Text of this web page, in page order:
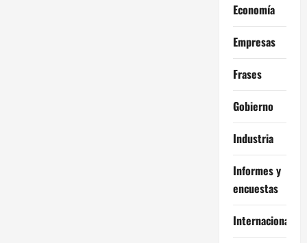
Economía
Empresas
Frases
Gobierno
Industria
Informes y
encuestas
Internacional